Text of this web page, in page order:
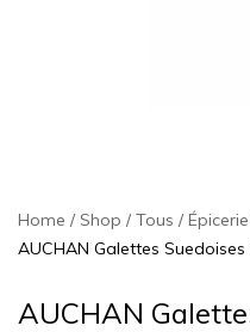
Home Shop Tous
AUCHAN Galettes Suedoises
AUCHAN